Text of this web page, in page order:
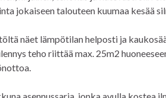
jokaiseen talouteen kuumaa kesää
näet lämpötilan helposti ja
teho riittää max. 25m2